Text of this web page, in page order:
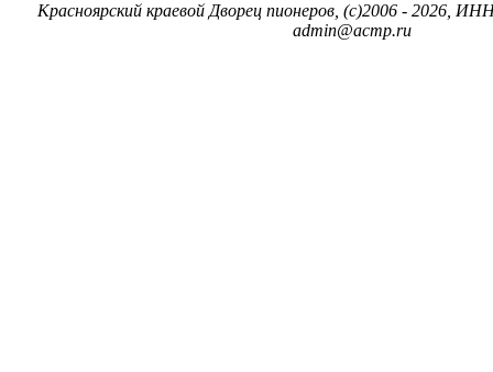
Красноярский краевой Дворец пионеров, (c)2006 - 2026,
admin@acmp.ru